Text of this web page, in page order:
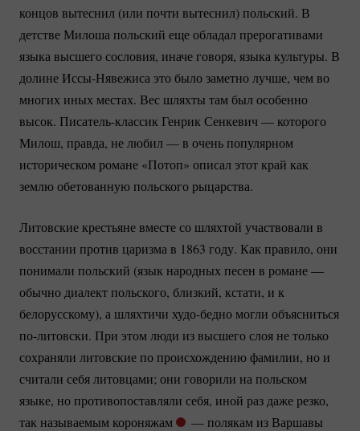
концов вытеснил (или почти вытеснил) польский. В
детстве Милоша польский еще обладал прерогативами
языка высшего сословия, иначе говоря, языка культуры. В
долине Иссы-Нявежиса это было заметно лучше, чем во
многих иных местах. Вес шляхты там был особенно
высок. Писатель-классик Генрик Сенкевич — которого
Милош, правда, не любил — в очень популярном
историческом романе «Потоп» описал этот край как
землю обетованную польского рыцарства.
Литовские крестьяне вместе со шляхтой участвовали в
восстании против царизма в 1863 году. Как правило, они
понимали польский (язык народных песен в романе —
обычно диалект польского, близкий, кстати, и к
белорусскому), а шляхтичи худо-бедно могли объясниться
по-литовски. При этом люди из высшего слоя не только
сохраняли литовские по происхождению фамилии, но и
считали себя литовцами; они говорили на польском
языке, но противопоставляли себя, иной раз даже резко,
так называемым короняжам
— полякам из Варшавы